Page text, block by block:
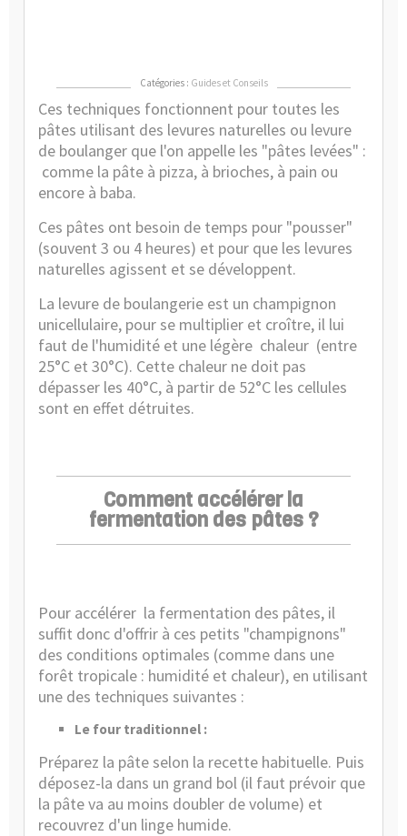
Catégories : Guides et Conseils
Ces techniques fonctionnent pour toutes les
pâtes utilisant des levures naturelles ou levure
de boulanger que l'on appelle les "pâtes levées" :
comme la pâte à pizza, à brioches, à pain ou
encore à baba.
Ces pâtes ont besoin de temps pour "pousser"
(souvent 3 ou 4 heures) et pour que les levures
naturelles agissent et se développent.
La levure de boulangerie est un champignon
unicellulaire, pour se multiplier et croître, il lui
faut de l'humidité et une légère chaleur (entre
25°C et 30°C). Cette chaleur ne doit pas
dépasser les 40°C, à partir de 52°C les cellules
sont en effet détruites.
Comment accélérer la
fermentation des pâtes ?
Pour accélérer la fermentation des pâtes, il
suffit donc d'offrir à ces petits "champignons"
des conditions optimales (comme dans une
forêt tropicale : humidité et chaleur), en utilisant
une des techniques suivantes :
Le four traditionnel :
Préparez la pâte selon la recette habituelle. Puis
déposez-la dans un grand bol (il faut prévoir que
la pâte va au moins doubler de volume) et
recouvrez d'un linge humide.